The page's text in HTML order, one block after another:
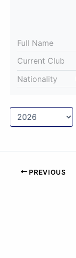
Full Name
Current Club
Nationality
PREVIOUS